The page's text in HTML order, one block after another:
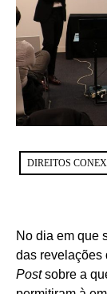
DIREITOS
No dia em que
das revelações
Postsobre a